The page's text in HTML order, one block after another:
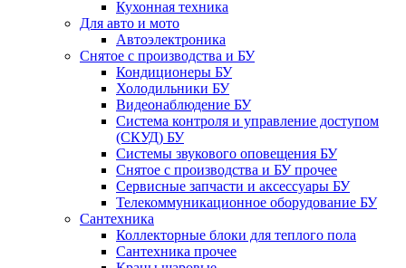
Кухонная техника
Для авто и мото
Автоэлектроника
Снятое с производства и БУ
Кондиционеры БУ
Холодильники БУ
Видеонаблюдение БУ
Система контроля и управление доступом
(СКУД) БУ
Системы звукового оповещения БУ
Снятое с производства и БУ прочее
Сервисные запчасти и аксессуары БУ
Телекоммуникационное оборудование БУ
Сантехника
Коллекторные блоки для теплого пола
Сантехника прочее